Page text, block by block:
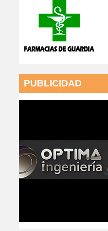
PUBLICIDAD